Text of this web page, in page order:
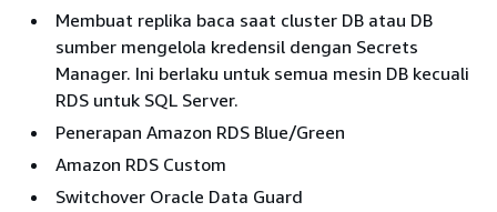
Membuat replika baca saat cluster DB atau DB
sumber mengelola kredensil dengan Secrets
Manager. Ini berlaku untuk semua mesin DB kecuali
RDS untuk SQL Server.
Penerapan Amazon RDS Blue/Green
Amazon RDS Custom
Switchover Oracle Data Guard